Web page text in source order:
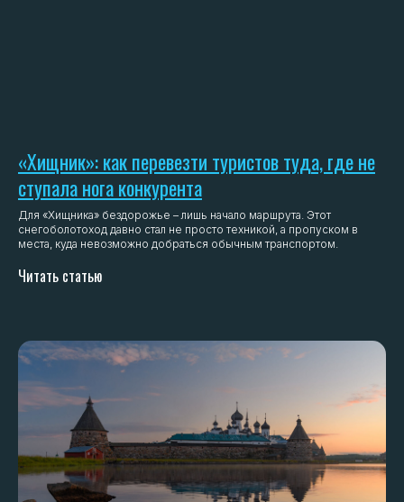
«Хищник»: как перевезти туристов туда, где не
ступала нога конкурента
Для «Хищника» бездорожье – лишь начало маршрута. Этот
снегоболотоход давно стал не просто техникой, а пропуском в
места, куда невозможно добраться обычным транспортом.
Читать статью